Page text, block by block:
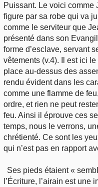
Puissant. Le voici comme
figure par sa robe qui va
comme le serviteur que
présenté dans son
forme d’esclave, servant
vêtements (v.4). Il est ici
place au-dessus des
rendu évident dans les
comme une flamme de
ordre, et rien ne peut
feu. Ainsi il éprouve ces
temps, nous le verrons,
chrétienté. Ce sont les
qui n’est pas en rapport
Ses pieds étaient «
l’Écriture, l’airain est